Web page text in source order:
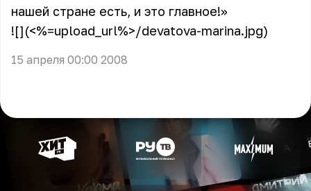
нашей стране есть, и это главное!»
![](<%=upload_url%>/devatova-marina.jpg)
15 апреля 00:00 2008